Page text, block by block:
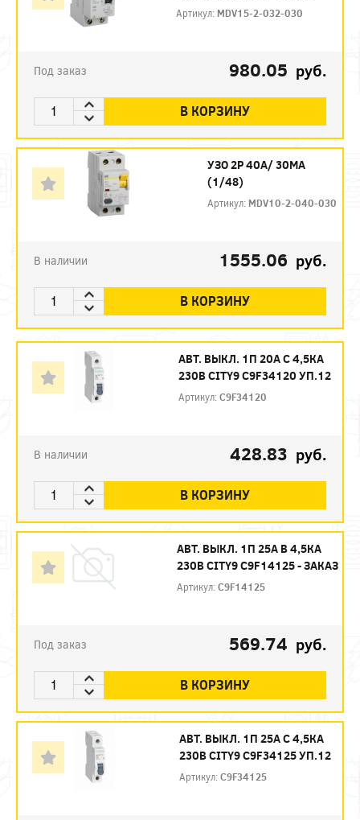
Артикул: MDV15-2-032-030
Под заказ 980.05 руб.
В КОРЗИНУ
УЗО 2P 40А/ 30МА
(1/48)
Артикул: MDV10-2-040-030
В наличии 1555.06 руб.
В КОРЗИНУ
АВТ. ВЫКЛ. 1П 20А С 4,5КА
230В CITY9 C9F34120 УП.12
Артикул:C9F34120
В наличии 428.83 руб.
В КОРЗИНУ
АВТ. ВЫКЛ. 1П 25А B 4,5КА
230В CITY9 C9F14125 - ЗАКАЗ
Артикул:C9F14125
Под заказ 569.74 руб.
В КОРЗИНУ
АВТ. ВЫКЛ. 1П 25А С 4,5КА
230В CITY9 C9F34125 УП.12
Артикул:C9F34125